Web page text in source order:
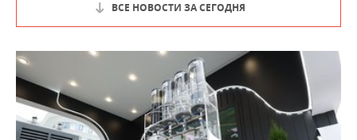
ВСЕ НОВОСТИ ЗА СЕГОДНЯ